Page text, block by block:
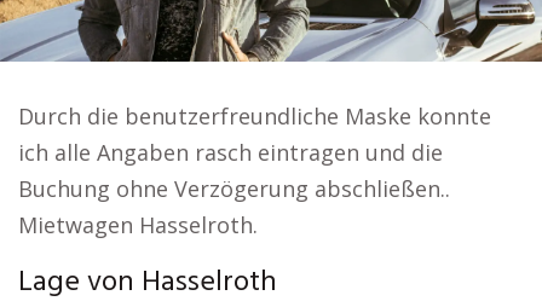
Durch die benutzerfreundliche Maske konnte
ich alle Angaben rasch eintragen und die
Buchung ohne Verzögerung abschließen..
Mietwagen Hasselroth.
Lage von Hasselroth